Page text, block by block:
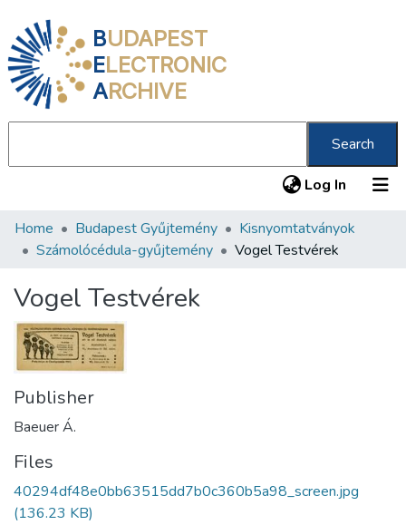
BUDAPEST
ELECTRONIC
ARCHIVE
Search
Log In (current)
Communities & Collections
Statistics
About us
Home Budapest Gyűjtemény
Kisnyomtatványok
Számolócédula-gyűjtemény
Vogel Testvérek
Vogel Testvérek
Publisher
Baeuer Á.
Files
40294df48e0bb63515dd7b0c360b5a98_screen.jpg
(136.23 KB)